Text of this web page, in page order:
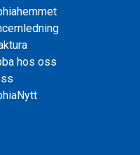
hos oss